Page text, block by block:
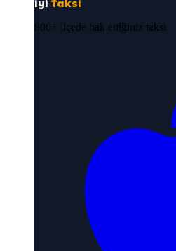
iyi Taksi
800+ ilçede hak ettiğiniz taksi